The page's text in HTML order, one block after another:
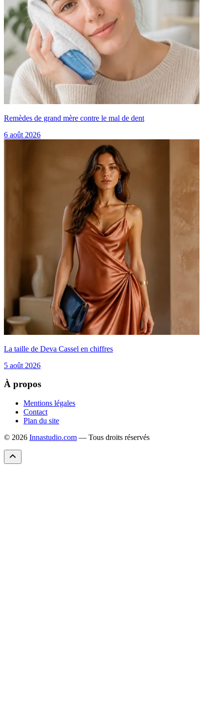
Remèdes de grand mère contre le mal de dent
6 août 2026
La taille de Deva Cassel en chiffres
5 août 2026
À propos
Mentions légales
Contact
Plan du site
© 2026 Innastudio.com — Tous droits réservés